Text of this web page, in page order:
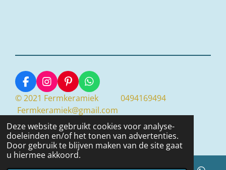
Deze website gebruikt cookies voor analyse-
doeleinden en/of het tonen van advertenties.
Door gebruik te blijven maken van de site gaat
u hiermee akkoord.
F
a
c
e
b
o
o
k
I
n
s
t
a
g
r
a
P
i
n
t
e
r
e
s
W
h
a
t
s
A
p
© 2021 Fermkeramiek 0494169494
Fermkeramiek@gmail.com
rekeningnummer: BE44 9733 6418 7645
Powered byJouwWeb